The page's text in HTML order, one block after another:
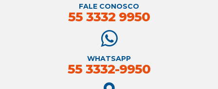
FALE CONOSCO
55 3332 9950
WHATSAPP
55 3332-9950